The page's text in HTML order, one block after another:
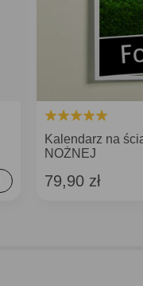
Kalendarz na
NOŻNEJ
79,90 zł